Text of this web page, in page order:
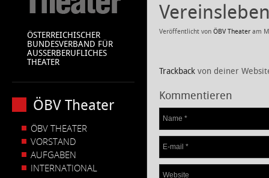
ÖSTERREICHISCHER
BUNDESVERBAND FÜR
AUSSERBERUFLICHES
THEATER
ÖBV Theater
ÖBV THEATER
VORSTAND
AUFGABEN
INTERNATIONAL
Veröffentlicht von ÖBV Theater am
Trackback von deiner
Kommentieren